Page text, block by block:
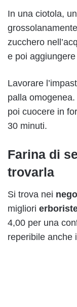
In una ciotola,
zucchero
e poi
Lavorare
palla
poi cuocere in
30 minuti.
Farina di
trovarla
Si trova nei
migliori
4,00 per una
reperibile anche